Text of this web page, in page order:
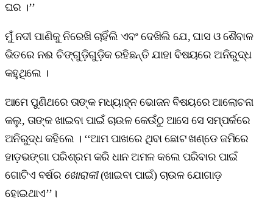
ଘର ।’’
ମୁଁ ନଦୀ ପାଣିକୁ ନିରେଖି ଚାହିଁଲି ଏବଂ ଦେଖିଲି ଯେ, ଘାସ ଓ ଶୈବାଳ
ଭିତରେ ନଈ ଚିଙ୍ଗୁଡ଼ିଗୁଡ଼ିକ ରହିଛନ୍ତି ଯାହା ବିଷୟରେ ଅନିରୁଦ୍ଧ
କହୁଥିଲେ ।
ଆମେ ପୁଣିଥରେ ତାଙ୍କ ମଧ୍ୟାହ୍ନ ଭୋଜନ ବିଷୟରେ ଆଲୋଚନା
କଲୁ, ତାଙ୍କ ଖାଇବା ପାଇଁ ଚାଉଳ କେଉଁଠୁ ଆସେ ସେ ସମ୍ପର୍କରେ
ଅନିରୁଦ୍ଧ କହିଲେ । ‘‘ଆମ ପାଖରେ ଥିବା ଛୋଟ ଖଣ୍ଡେ ଜମିରେ
ହାଡ଼ଭଙ୍ଗା ପରିଶ୍ରମ କରି ଧାନ ଅମଳ କଲେ ପରିବାର ପାଇଁ
ଗୋଟିଏ ବର୍ଷର ଖୋରାକୀ(ଖାଇବା ପାଇଁ) ଚାଉଳ ଯୋଗାଡ଼
ହୋଇଥାଏ’’।